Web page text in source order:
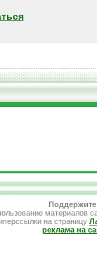
материалов
на страницу
реклама на